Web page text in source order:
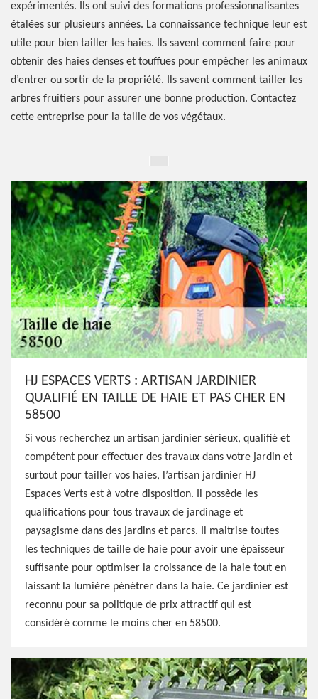
expérimentés. Ils ont suivi des formations professionnalisantes
étalées sur plusieurs années. La connaissance technique leur est
utile pour bien tailler les haies. Ils savent comment faire pour
obtenir des haies denses et touffues pour empêcher les animaux
d’entrer ou sortir de la propriété. Ils savent comment tailler les
arbres fruitiers pour assurer une bonne production. Contactez
cette entreprise pour la taille de vos végétaux.
HJ ESPACES VERTS : ARTISAN JARDINIER
QUALIFIÉ EN TAILLE DE HAIE ET PAS CHER EN
58500
Si vous recherchez un artisan jardinier sérieux, qualifié et
compétent pour effectuer des travaux dans votre jardin et
surtout pour tailler vos haies, l’artisan jardinier HJ
Espaces Verts est à votre disposition. Il possède les
qualifications pour tous travaux de jardinage et
paysagisme dans des jardins et parcs. Il maitrise toutes
les techniques de taille de haie pour avoir une épaisseur
suffisante pour optimiser la croissance de la haie tout en
laissant la lumière pénétrer dans la haie. Ce jardinier est
reconnu pour sa politique de prix attractif qui est
considéré comme le moins cher en 58500.